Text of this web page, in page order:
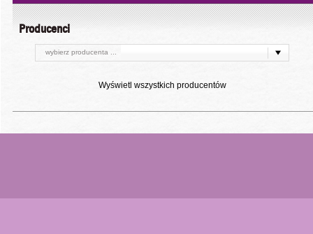
Producenci
wybierz producenta ...
Wyświetl wszystkich producentów